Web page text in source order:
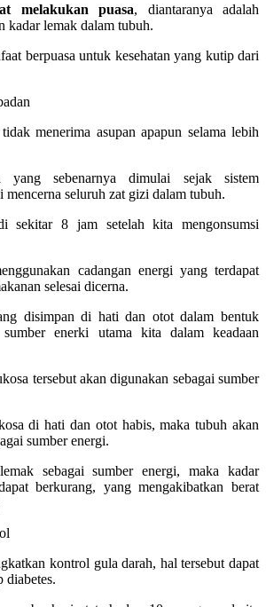
melakukan puasa, diantaranya adalah
kadar lemak dalam tubuh.
berpuasa untuk kesehatan yang kutip dari
menerima asupan apapun selama lebih
yang sebenarnya dimulai sejak sistem
mencerna seluruh zat gizi dalam tubuh.
sekitar 8 jam setelah kita mengonsumsi
cadangan energi yang terdapat
selesai dicerna.
disimpan di hati dan otot dalam bentuk
enerki utama kita dalam keadaan
tersebut akan digunakan sebagai sumber
di hati dan otot habis, maka tubuh akan
sumber energi.
sebagai sumber energi, maka kadar
berkurang, yang mengakibatkan berat
kontrol gula darah, hal tersebut dapat
diabetes.